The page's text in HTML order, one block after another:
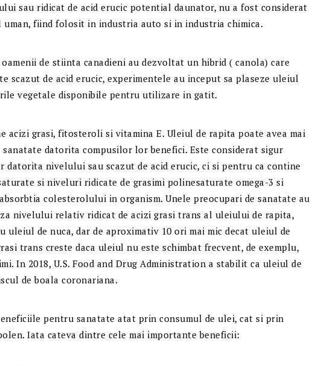
sau ridicat de acid erucic potential daunator, nu a fost considerat
uman, fiind folosit in industria auto si in industria chimica.
oamenii de stiinta canadieni au dezvoltat un hibrid ( canola) care
scazut de acid erucic, experimentele au inceput sa plaseze uleiul
vegetale disponibile pentru utilizare in gatit.
acizi grasi, fitosteroli si vitamina E. Uleiul de rapita poate avea mai
datorita compusilor lor benefici. Este considerat sigur
datorita nivelului sau scazut de acid erucic, ci si pentru ca contine
si niveluri ridicate de grasimi polinesaturate omega-3 si
colesterolului in organism. Unele preocupari de sanatate au
nivelului relativ ridicat de acizi grasi trans al uleiului de rapita,
uleiul de nuca, dar de aproximativ 10 ori mai mic decat uleiul de
trans creste daca uleiul nu este schimbat frecvent, de exemplu,
In 2018, U.S. Food and Drug Administration a stabilit ca uleiul de
de boala coronariana.
pentru sanatate atat prin consumul de ulei, cat si prin
Iata cateva dintre cele mai importante beneficii: